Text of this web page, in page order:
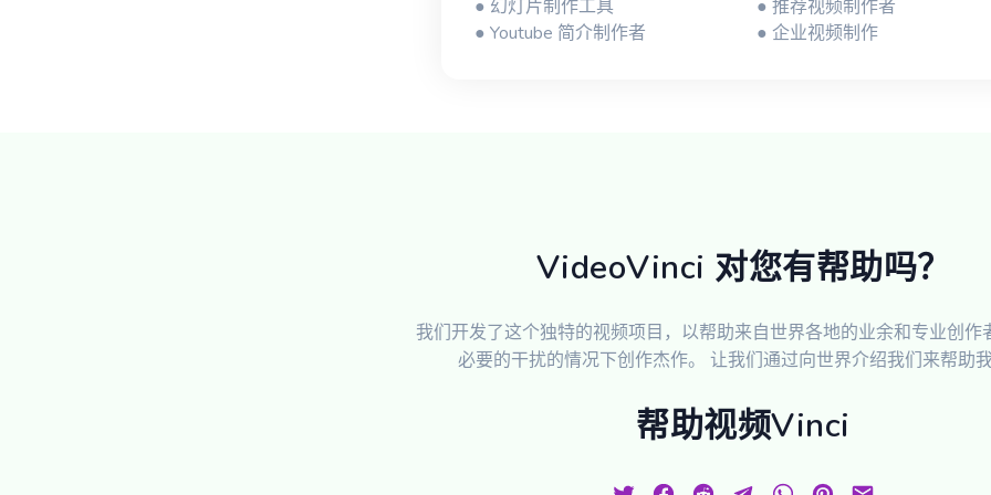
● 幻灯片制作工具
● Youtube 简介制作者
● 推荐视频制作者
● 企业视频制作
VideoVinci 对您有帮助吗？
我们开发了这个独特的视频项目，以帮助来自世界各地的业余和专业创作
必要的干扰的情况下创作杰作。 让我们通过向世界介绍我们来帮助我
帮助视频Vinci